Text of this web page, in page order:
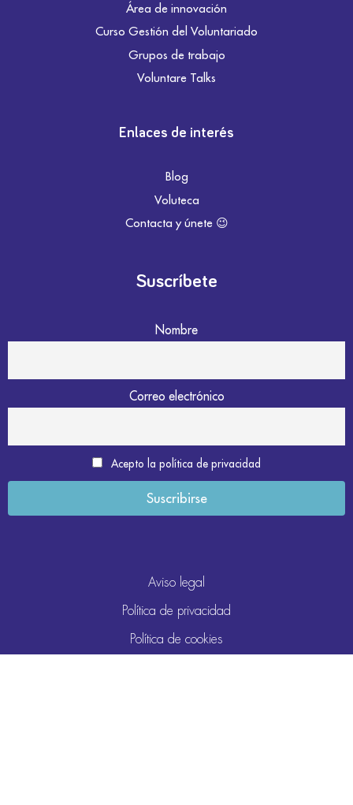
Área de innovación
Curso Gestión del Voluntariado
Grupos de trabajo
Voluntare Talks
Enlaces de interés
Blog
Voluteca
Contacta y únete 😉
Suscríbete
Nombre
Correo electrónico
Acepto la política de privacidad
Aviso legal
Política de privacidad
Política de cookies